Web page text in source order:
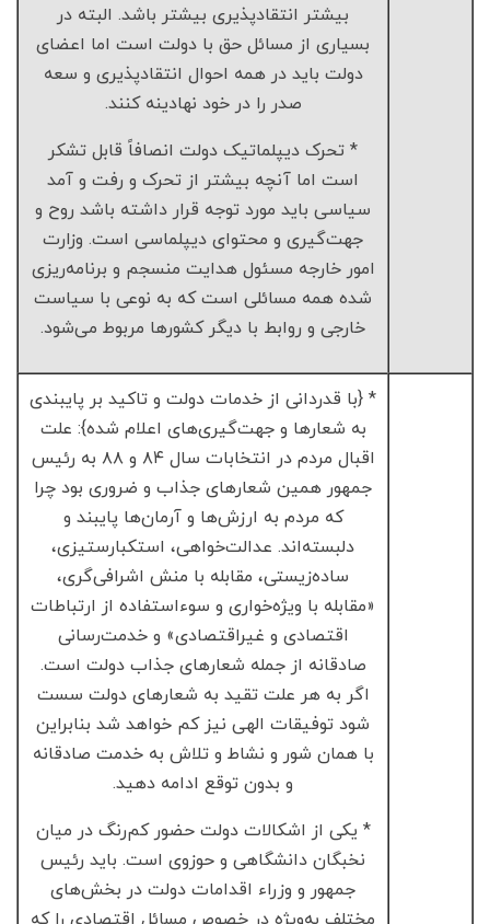
بیشتر انتقادپذیری بیشتر باشد. البته در
بسیاری از مسائل حق با دولت است اما اعضای
دولت باید در همه احوال انتقادپذیری و سعه
صدر را در خود نهادینه کنند.
* تحرک دیپلماتیک دولت انصافاً قابل تشکر
است اما آنچه بیشتر از تحرک و رفت و آمد
سیاسی باید مورد توجه قرار داشته باشد روح و
جهت‌گیری و محتوای دیپلماسی است. وزارت
امور خارجه مسئول هدایت منسجم و برنامه‌ریزی
شده همه مسائلی است که به نوعی با سیاست
خارجی و روابط با دیگر کشورها مربوط می‌شود.
* {با قدردانی از خدمات دولت و تاکید بر پایبندی
به شعارها و جهت‌گیری‌های اعلام شده}: علت
اقبال مردم در انتخابات سال ۸۴ و ۸۸ به رئیس
جمهور همین شعارهای جذاب و ضروری بود چرا
که مردم به ارزش‌ها و آرمان‌ها پایبند و
دلبسته‌اند. عدالت‌خواهی، استکبارستیزی،
ساده‌زیستی، مقابله با منش اشرافی‌گری،
«مقابله با ویژه‌خواری و سوءاستفاده از ارتباطات
اقتصادی و غیراقتصادی» و خدمت‌رسانی
صادقانه از جمله شعارهای جذاب دولت است.
اگر به هر علت تقید به شعارهای دولت سست
شود توفیقات الهی نیز کم خواهد شد بنابراین
با همان شور و نشاط و تلاش به خدمت صادقانه
و بدون توقع ادامه دهید.
* یکی از اشکالات دولت حضور کم‌رنگ در میان
نخبگان دانشگاهی و حوزوی است. باید رئیس
جمهور و وزراء اقدامات دولت در بخش‌های